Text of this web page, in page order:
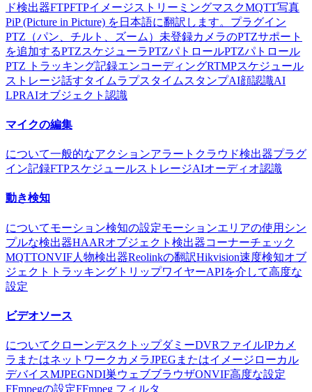
ド検出器FTPFTPイメージストリーミングマスクMQTT写真
PiP (Picture in Picture) を日本語に翻訳します。 プラグイン
PTZ（パン、チルト、ズーム） 未登録カメラのPTZサポート
を追加するPTZスケジューラPTZパトロールPTZパトロール
PTZ トラッキング記録エンコーディングRTMPスケジュール
ストレージ話すタイムラプス タイムスタンプAI顔認識AI
LPRAIオブジェクト認識
マイクの編集
について一般的なアクションアラート クラウド検出器プラグ
イン記録FTPスケジュールストレージAIオーディオ認識
動き検知
についてモーション検知の設定モーションエリアの使用 シン
プルな検出器HAARオブジェクト検出器コーナーチェック
MQTTONVIF人物検出器Reolinkの翻訳Hikvision速度検知オブ
ジェクトトラッキング トリップワイヤーAPIを介して高度な
設定
ビデオソース
について クローンデスクトップダミーDVRファイルIPカメ
ラまたはネットワークカメラJPEGまたはイメージ ローカル
デバイスMJPEGNDI巣ウェブブラウザONVIF高度な設定
FFmpegの設定FFmpeg フィルタ